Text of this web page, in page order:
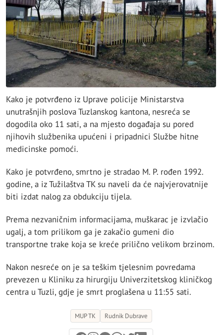
Kako je potvrđeno iz Uprave policije Ministarstva
unutrašnjih poslova Tuzlanskog kantona, nesreća se
dogodila oko 11 sati, a na mjesto događaja su pored
njihovih službenika upućeni i pripadnici Službe hitne
medicinske pomoći.
Kako je potvrđeno, smrtno je stradao M. P. rođen 1992.
godine, a iz Tužilaštva TK su naveli da će najvjerovatnije
biti izdat nalog za obdukciju tijela.
Prema nezvaničnim informacijama, muškarac je izvlačio
ugalj, a tom prilikom ga je zakačio gumeni dio
transportne trake koja se kreće prilično velikom brzinom.
Nakon nesreće on je sa teškim tjelesnim povredama
prevezen u Kliniku za hirurgiju Univerzitetskog kliničkog
centra u Tuzli, gdje je smrt proglašena u 11:55 sati.
MUP TK Rudnik Dubrave